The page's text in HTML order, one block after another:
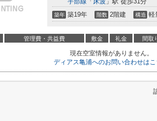
築年 築19年 階数 2階建 構造 軽
管理費・共益費 敷金 礼金 間取
現在空室情報がありません。
ディアス亀浦へのお問い合わせはこ